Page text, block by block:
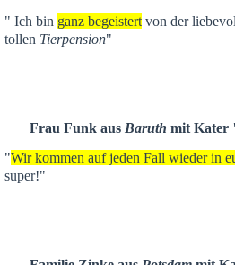
" Ich bin ganz begeistert von der
tollen Tierpension"
Frau Funk aus Baruth mit
"Wir kommen auf jeden Fall wieder in
super!"